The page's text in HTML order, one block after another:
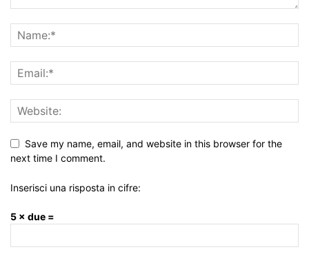
Save my name, email, and website in this browser for the
next time I comment.
Inserisci una risposta in cifre:
5 × due =